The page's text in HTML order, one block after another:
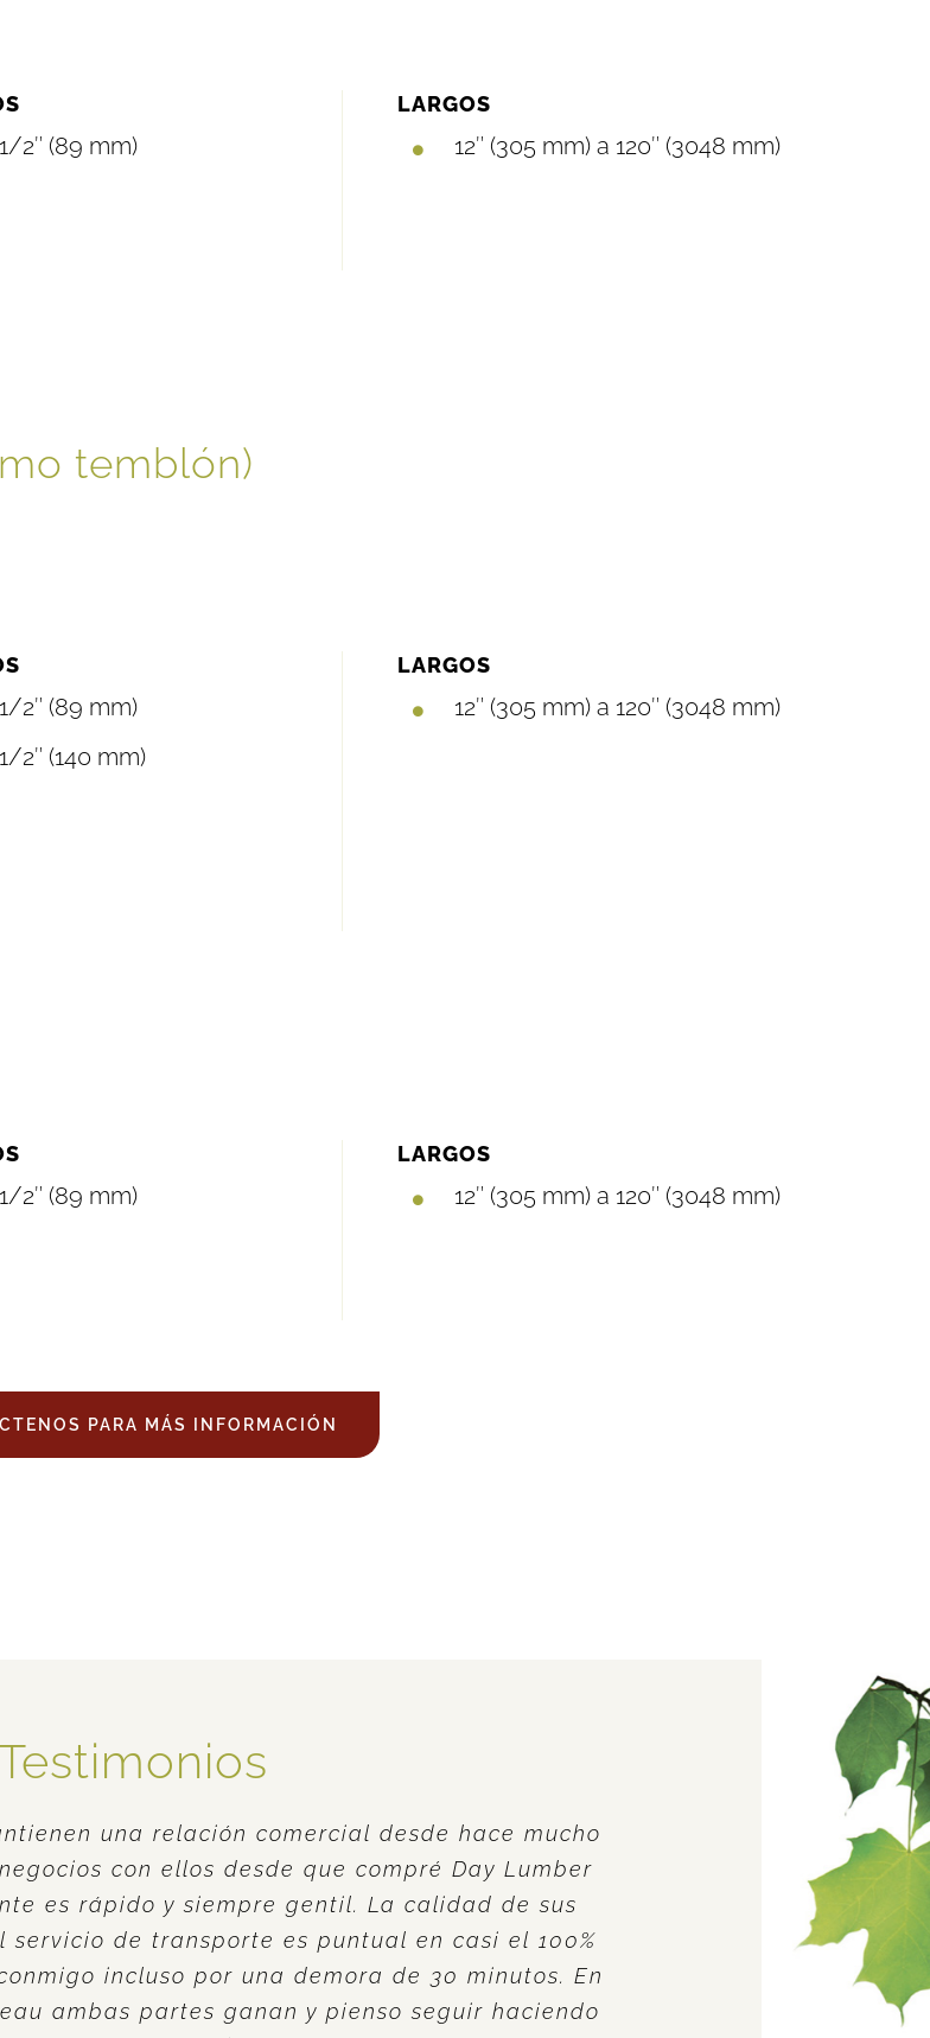
2″ (89 mm)
LARGOS
12″ (305 mm) a 120″ (3048 mm)
temblón)
2″ (89 mm)
2″ (140 mm)
LARGOS
12″ (305 mm) a 120″ (3048 mm)
2″ (89 mm)
LARGOS
12″ (305 mm) a 120″ (3048 mm)
PARA MÁS INFORMACIÓN
una relación comercial desde hace mucho
con ellos desde que compré Day Lumber
es rápido y siempre gentil. La calidad de sus
servicio de transporte es puntual en casi el 100%
incluso por una demora de 30 minutos. En
ambas partes ganan y pienso seguir haciendo